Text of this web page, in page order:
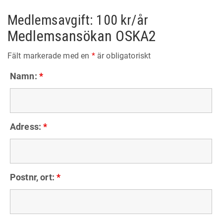
Medlemsavgift: 100 kr/år
Medlemsansökan OSKA2
Fält markerade med en *är obligatoriskt
Namn: *
Adress:*
Postnr, ort:*